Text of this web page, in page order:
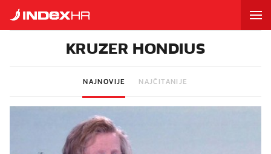
KRUZER HONDIUS
NAJNOVIJE NAJČITANIJE